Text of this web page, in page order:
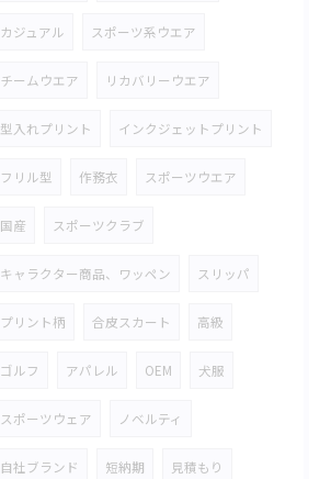
カジュアル スポーツ系ウエア
チームウエア リカバリーウエア
型入れプリント インクジェットプリント
フリル型 作務衣 スポーツウエア
国産 スポーツクラブ
キャラクター商品、ワッペン スリッパ
プリント柄 合皮スカート 高級
ゴルフ アパレル OEM 犬服
スポーツウェア ノベルティ
自社ブランド 短納期 見積もり